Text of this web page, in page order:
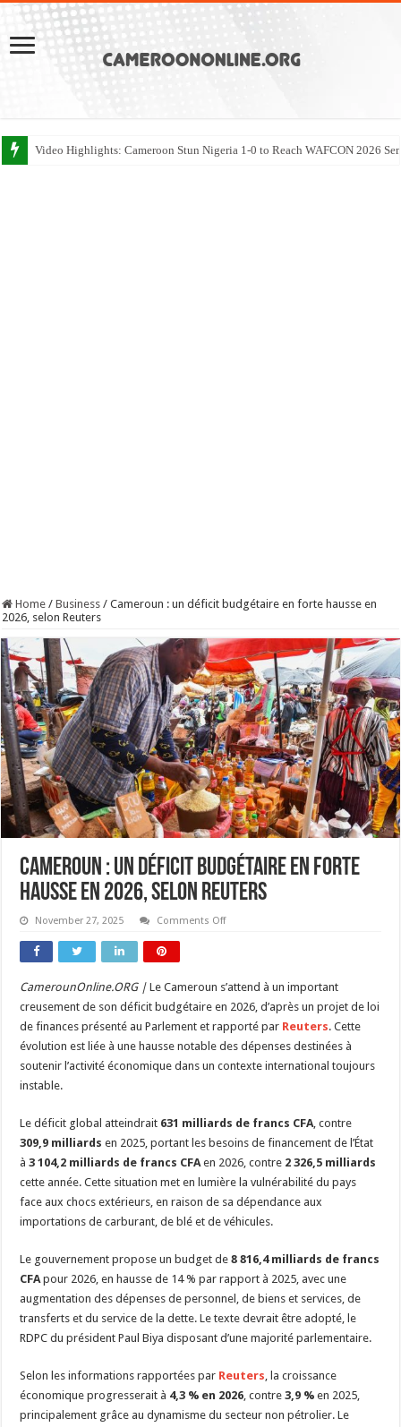
Video Highlights: Cameroon Stun Nigeria 1-0 to Reach WAFCON 2026
Home / Business / Cameroun : un déficit budgétaire en forte hausse en
2026, selon Reuters
Cameroun : un déficit budgétaire en forte
hausse en 2026, selon Reuters
November 27, 2025 Comments Offon
en
forte
hausse
en
2026,
selon
Reuters
CamerounOnline.ORG | Le Cameroun s’attend à un important
creusement de son déficit budgétaire en 2026, d’après un projet de loi
de finances présenté au Parlement et rapporté par Reuters. Cette
évolution est liée à une hausse notable des dépenses destinées à
soutenir l’activité économique dans un contexte international toujours
instable.
Le déficit global atteindrait 631 milliards de francs CFA , contre
309,9 milliards en 2025, portant les besoins de financement de l’État
à3 104,2 milliards de francs CFA en 2026, contre 2 326,5 milliards
cette année. Cette situation met en lumière la vulnérabilité du pays
face aux chocs extérieurs, en raison de sa dépendance aux
importations de carburant, de blé et de véhicules.
Le gouvernement propose un budget de8 816,4 milliards de francs
CFA pour 2026, en hausse de 14 % par rapport à 2025, avec une
augmentation des dépenses de personnel, de biens et services, de
transferts et du service de la dette. Le texte devrait être adopté, le
RDPC du président Paul Biya disposant d’une majorité parlementaire.
Selon les informations rapportées par Reuters , la croissance
économique progresserait à 4,3 % en 2026 , contre3,9 % en 2025,
principalement grâce au dynamisme du secteur non pétrolier. Le